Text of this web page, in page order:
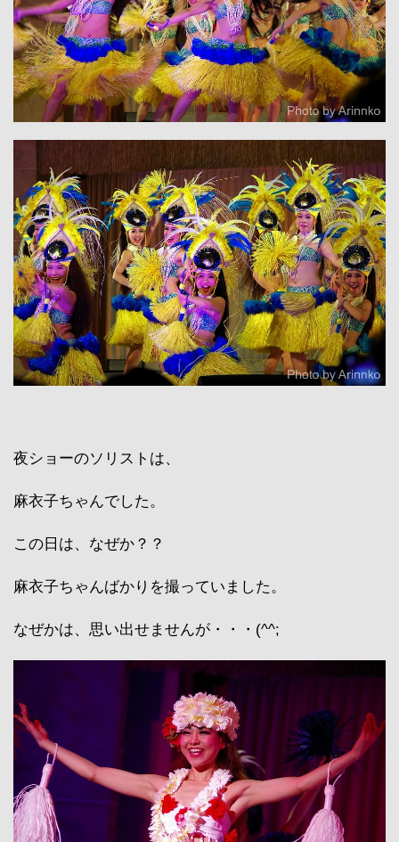
夜ショーのソリストは、
麻衣子ちゃんでした。
この日は、なぜか？？
麻衣子ちゃんばかりを撮っていました。
なぜかは、思い出せませんが・・・(^^;